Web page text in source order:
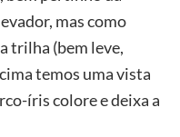
mas como
trilha (bem leve,
temos uma vista
íris colore e deixa a